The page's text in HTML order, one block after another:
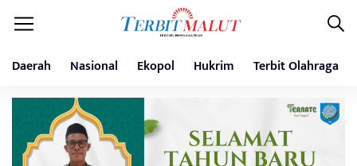
Daerah Nasional Ekopol Hukrim Terbit Olahraga